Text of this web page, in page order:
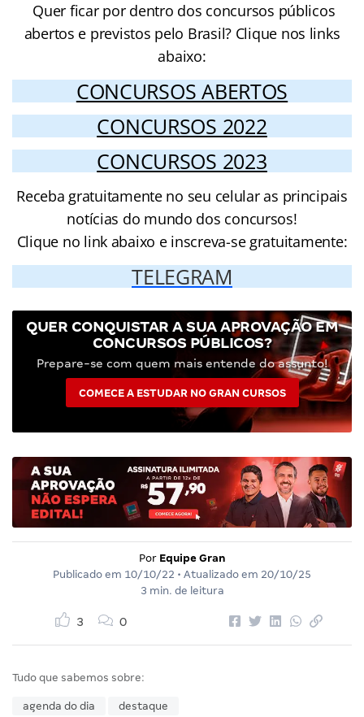
Quer ficar por dentro dos concursos públicos
abertos e previstos pelo Brasil? Clique nos links
abaixo:
CONCURSOS ABERTOS
CONCURSOS 2022
CONCURSOS 2023
Receba gratuitamente no seu celular as principais
notícias do mundo dos concursos!
Clique no link abaixo e inscreva-se gratuitamente:
TELEGRAM
QUER CONQUISTAR A SUA APROVAÇÃO EM
CONCURSOS PÚBLICOS?
Prepare-se com quem mais entende do assunto!
COMECE A ESTUDAR NO GRAN CURSOS
Por Equipe Gran
Publicado em 10/10/22 • Atualizado em 20/10/25
3 min. de leitura
3 0
Tudo que sabemos sobre:
agenda do dia destaque